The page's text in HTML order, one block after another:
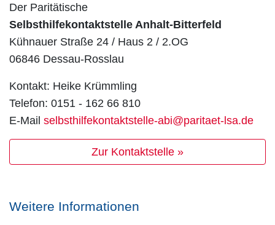
Der Paritätische
Selbsthilfekontaktstelle Anhalt-Bitterfeld
Kühnauer Straße 24 / Haus 2 / 2.OG
06846 Dessau-Rosslau
Kontakt: Heike Krümmling
Telefon: 0151 - 162 66 810
E-Mail selbsthilfekontaktstelle-abi@paritaet-lsa.de
Zur Kontaktstelle »
Weitere Informationen